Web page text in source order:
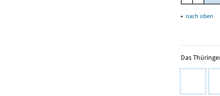
▴ nach oben
Das